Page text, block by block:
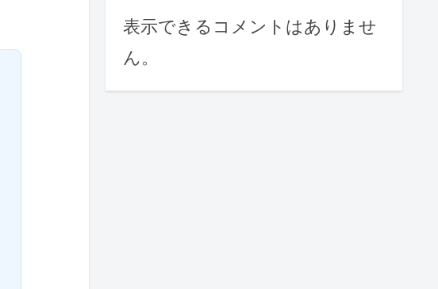
表示できるコメントはありませ
ん。